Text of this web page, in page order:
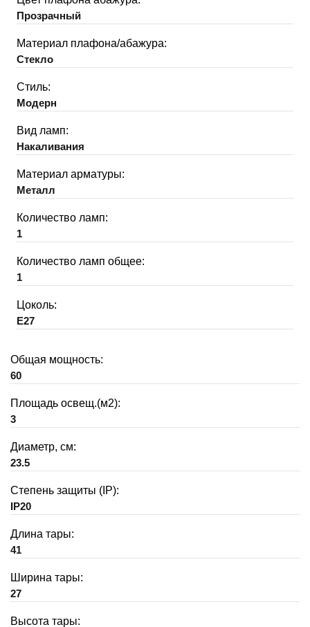
Прозрачный
Материал плафона/абажура:
Стекло
Стиль:
Модерн
Вид ламп:
Накаливания
Материал арматуры:
Металл
Количество ламп:
1
Количество ламп общее:
1
Цоколь:
E27
Общая мощность:
60
Площадь освещ.(м2):
3
Диаметр, см:
23.5
Степень защиты (IP):
IP20
Длина тары:
41
Ширина тары:
27
Высота тары: